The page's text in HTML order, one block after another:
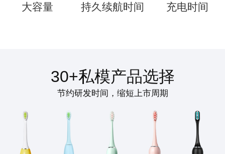
大容量 持久续航时间 充电时间
30+私模产品选择
节约研发时间，缩短上市周期